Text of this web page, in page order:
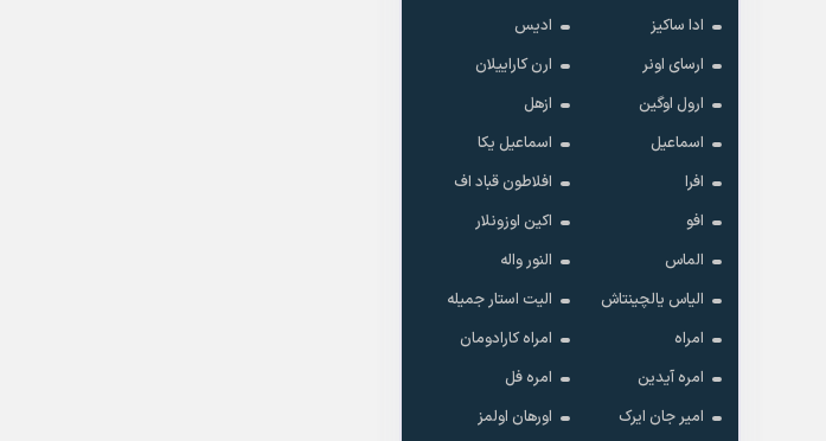
ادا ساکیز
ادیس
ارسای اونر
ارن کاراییلان
ارول اوگین
ازهل
اسماعیل
اسماعیل یکا
افرا
افلاطون قباد اف
افو
اکین اوزونلار
الماس
النور واله
الیاس یالچینتاش
الیت استار جمیله
امراه
امراه کارادومان
امره آیدین
امره فل
امیر جان ایرک
اورهان اولمز